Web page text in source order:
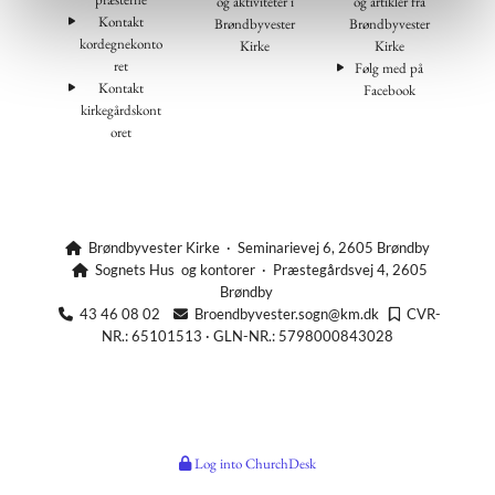
Kontakt
kordegnekonto
ret
Kontakt
kirkegårdskont
oret
Brøndbyvester
Kirke
Brøndbyvester
Kirke
Følg med på
Facebook
 Brøndbyvester Kirke · Seminarievej 6, 2605 Brøndby
Sognets Hus og kontorer · Præstegårdsvej 4, 2605
Brøndby
43 46 08 02 Broendbyvester.sogn@km.dk CVR-
NR.: 65101513 · GLN-NR.: 5798000843028
Log into ChurchDesk